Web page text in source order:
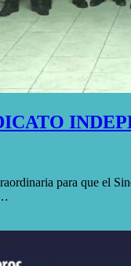
para que el